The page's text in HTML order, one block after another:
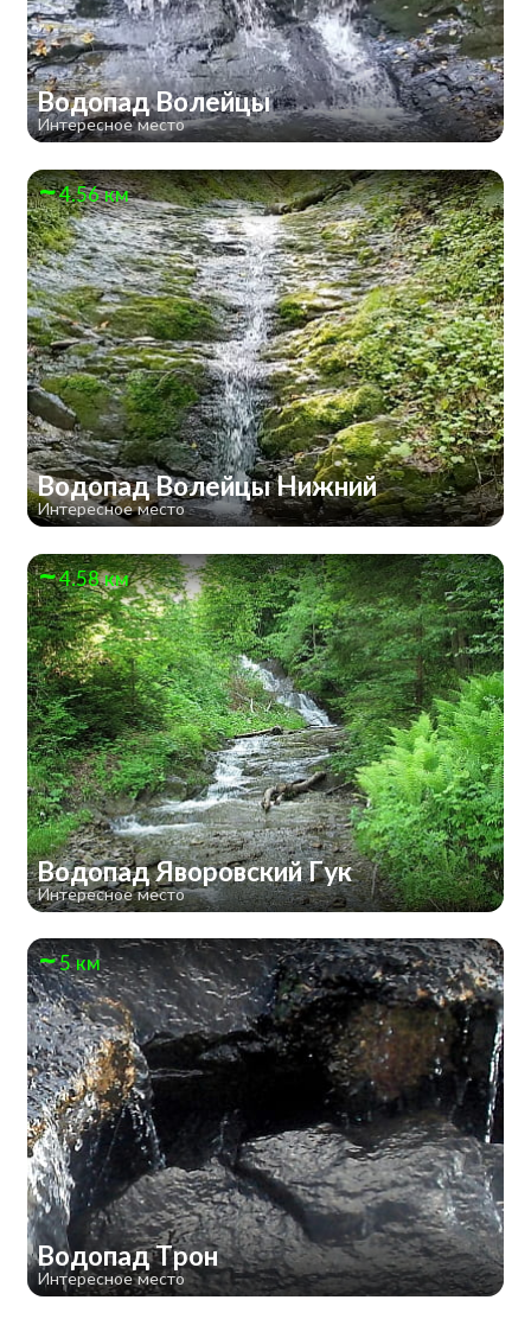
Водопад Волейцы
Интересное место
4.56 км
Водопад Волейцы Нижний
Интересное место
4.58 км
Водопад Яворовский Гук
Интересное место
5 км
Водопад Трон
Интересное место